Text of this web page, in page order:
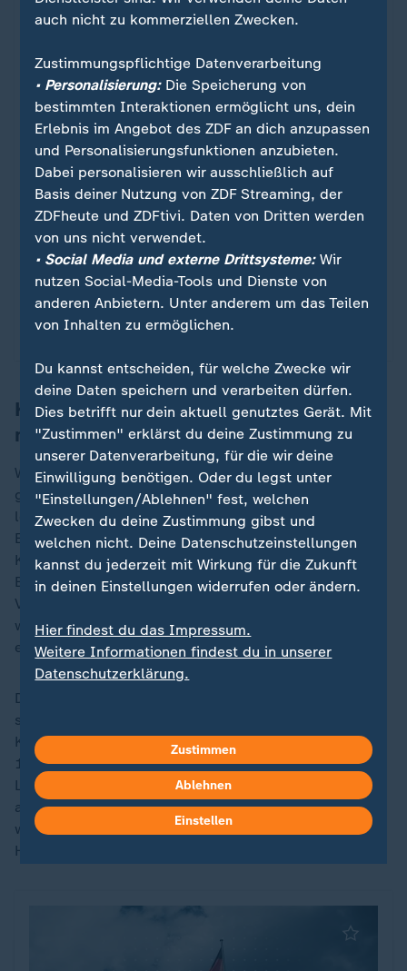
wenn Sie hier klicken, werden die Grafiken
externe Server von Datawrapper übertragen.
Über den Datenschutz von Datawrapper
können Sie sich auf der Seite des Anbieters
informieren. Um Ihre künftigen Besuche zu
erleichtern, speichern wir Ihre Zustimmung in
den Datenschutzeinstellungen. Ihre
Zustimmung können Sie im Bereich „Meine
News“ jederzeit widerrufen.
Infografiken anzeigen
Datenschutzeinstellungen anpassen
Klimawandel bleibt Dauerthema - auch
nach der Wahl
Woher kommt also der Gegensatz zwischen deutlich
geringerer Aufmerksamkeit für das Thema als noch im
letzten Wahlkampf und zugleich die weiterhin hohe
Erwartungen an die Politik, noch mehr für den
Klimaschutz zu unternehmen als bisher? Cornelia
Betsch sieht hier auch die Medien in der
Verantwortung: "Wenn Fragen nicht gestellt werden,
werden sie auch nicht beantwortet", sagt sie mit Blick
etwa auf die Wahlsendungen.
Die hohe Handlungsbereitschaft hingegen begründe
sich in den zunehmend spürbaren Folgen der
Klimakrise in Deutschland. "Was wir sehen, ist, dass
17 Prozent sagen, dass sie schon mal
Lebensentscheidungen anders getroffen haben
aufgrund von Klimawandelfolgen, und das ist nicht
wenig. Also es kann ein Hochwasser sein oder eine
Hitzesituation."
auch nicht zu kommerziellen Zwecken.
Zustimmungspflichtige Datenverarbeitung
• Personalisierung:Die Speicherung von
bestimmten Interaktionen ermöglicht uns, dein
Erlebnis im Angebot des ZDF an dich anzupassen
und Personalisierungsfunktionen anzubieten.
Dabei personalisieren wir ausschließlich auf
Basis deiner Nutzung von ZDF Streaming, der
ZDFheute und ZDFtivi. Daten von Dritten werden
von uns nicht verwendet.
• Social Media und externe Drittsysteme:Wir
nutzen Social-Media-Tools und Dienste von
anderen Anbietern. Unter anderem um das Teilen
von Inhalten zu ermöglichen.
Du kannst entscheiden, für welche Zwecke wir
deine Daten speichern und verarbeiten dürfen.
Dies betrifft nur dein aktuell genutztes Gerät. Mit
"Zustimmen" erklärst du deine Zustimmung zu
unserer Datenverarbeitung, für die wir deine
Einwilligung benötigen. Oder du legst unter
"Einstellungen/Ablehnen" fest, welchen
Zwecken du deine Zustimmung gibst und
welchen nicht. Deine Datenschutzeinstellungen
kannst du jederzeit mit Wirkung für die Zukunft
in deinen Einstellungen widerrufen oder ändern.
Hier findest du das Impressum.
Weitere Informationen findest du in unserer
Datenschutzerklärung.
Zustimmen
Ablehnen
Einstellen